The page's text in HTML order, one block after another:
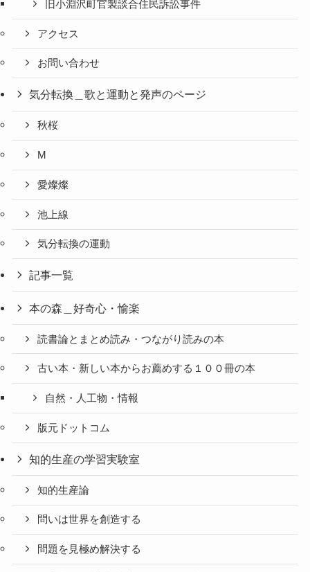
旧小淵沢町官製談合住民訴訟事件
アクセス
お問い合わせ
気分転換＿歌と運動と発声のページ
秋桜
M
愛燦燦
池上線
気分転換の運動
記事一覧
本の森＿好奇心・愉楽
読書論とまとめ読み・つながり読みの本
古い本・新しい本からお薦めする１００冊の本
自然・人工物・情報
版元ドットコム
知的生産の学習実験室
知的生産論
問いは世界を創造する
問題を見極め解決する